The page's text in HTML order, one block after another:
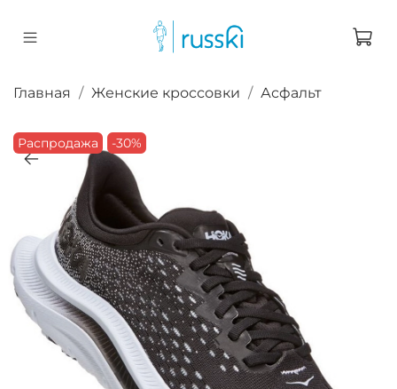
Главная Женские кроссовки Асфальт
Распродажа -30%